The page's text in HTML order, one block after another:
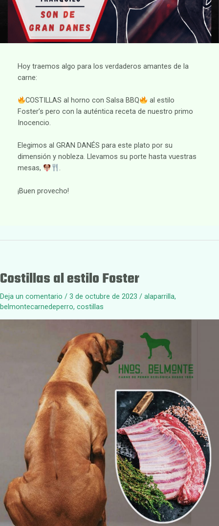
Hoy traemos algo para los verdaderos amantes de la
carne:
COSTILLAS al horno con Salsa BBQ
al estilo
Foster’s pero con la auténtica receta de nuestro primo
Inocencio.
Elegimos al GRAN DANÉS para este plato por su
dimensión y nobleza. Llevamos su porte hasta vuestras
mesas,
.
¡Buen provecho!
Costillas al estilo Foster
Deja un comentario / 3 de octubre de 2023 / alaparrilla,
belmontecarnedeperro, costillas